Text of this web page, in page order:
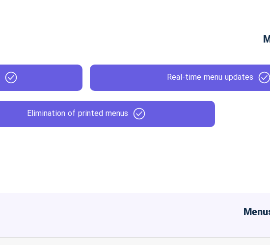
Real-time menu updates
Elimination of printed menus